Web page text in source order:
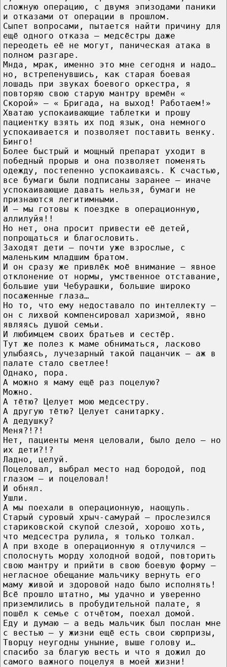
сложную операцию, с двумя эпизодами паники
и отказами от операции в прошлом.
Сыпет вопросами, пытается найти причину для
ещё одного отказа — медсёстры даже
переодеть её не могут, паническая атака в
полном разгаре.
Мнда, мрак, именно это мне сегодня и надо…
но, встрепенувшись, как старая боевая
лошадь при звуках боевого оркестра, я
повторяю свою старую мантру времён «
Скорой» — « Бригада, на выход! Работаем!»
Хватаю успокаивающие таблетки и прошу
пациентку взять их под язык, она немного
успокаивается и позволяет поставить венку.
Бинго!
Более быстрый и мощный препарат уходит в
победный прорыв и она позволяет поменять
одежду, постепенно успокаиваясь. К счастью,
все бумаги были подписаны заранее — иначе
успокаивающие давать нельзя, бумаги не
признаются легитимными.
И — мы готовы к поездке в операционную,
аллилуйя!!
Но нет, она просит привести её детей,
попрощаться и благословить.
Заходят дети — почти уже взрослые, с
маленьким младшим братом.
И он сразу же привлёк моё внимание — явное
отклонение от нормы, умственное отставание,
большие уши Чебурашки, большие широко
посаженные глаза…
Но то, что ему недоставало по интеллекту —
он с лихвой компенсировал харизмой, явно
являясь душой семьи.
И любимцем своих братьев и сестёр.
Тут же полез к маме обниматься, ласково
улыбаясь, лучезарный такой пацанчик — аж в
палате стало светлее!
Однако, пора.
А можно я маму ещё раз поцелую?
Можно.
А тётю? Целует мою медсестру.
А другую тётю? Целует санитарку.
А дедушку?
Меня?!?!
Нет, пациенты меня целовали, было дело — но
их дети?!?
Ладно, целуй.
Поцеловал, выбрал место над бородой, под
глазом — и поцеловал!
И обнял.
Ушли.
А мы поехали в операционную, наощупь.
Старый суровый хрыч-самурай — прослезился
стариковской скупой слезой, хорошо хоть,
что медсестра рулила, я только толкал.
А при входе в операционную я отлучился —
сполоснуть морду холодной водой, повторить
свою мантру и прийти в свою боевую форму —
негласное обещание мальчику вернуть его
маму живой и здоровой надо было исполнять!
Всё прошло штатно, мы удачно и уверенно
приземлились в пробудительной палате, я
пошёл к семье с отчётом, поехал домой.
Еду и думаю — а ведь мальчик был послан мне
с вестью — у жизни ещё есть свои сюрпризы,
Творцу неугодны уныние, выше голову и…
спасибо за благую весть и что я дожил до
самого важного поцелуя в моей жизни!